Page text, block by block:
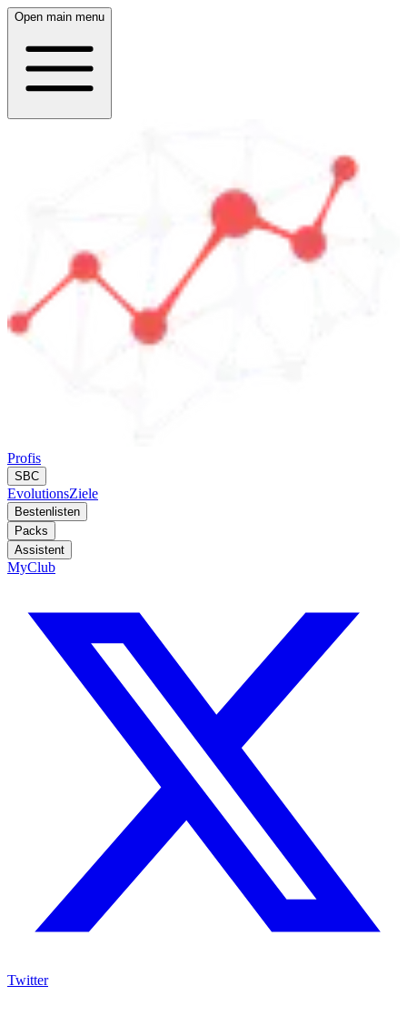
Open main menu
Profis
SBC
EvolutionsZiele
Bestenlisten
Packs
Assistent
MyClub
Twitter